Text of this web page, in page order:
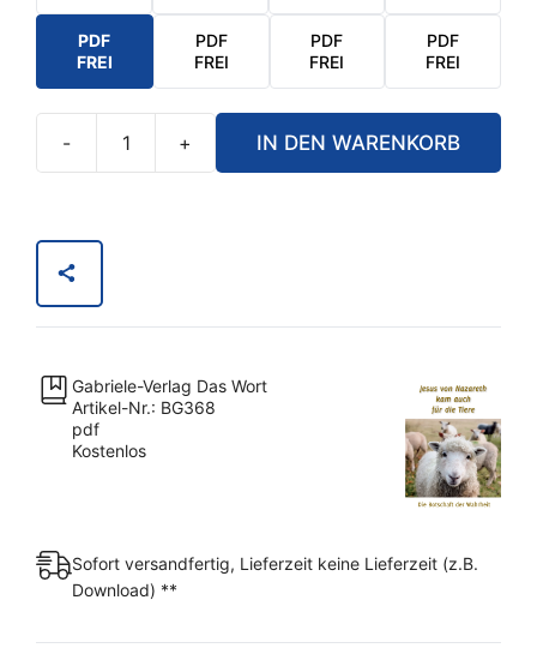
PDF
FREI
PDF
FREI
PDF
FREI
PDF
FREI
-
auch
die
+ IN DEN WARENKORB
Gabriele-Verlag Das Wort
Artikel-Nr.: BG368
pdf
Kostenlos
Sofort versandfertig, Lieferzeit keine Lieferzeit (z.B.
Download) **